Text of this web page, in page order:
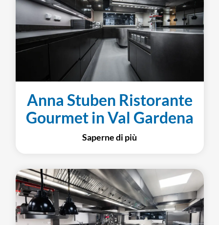
Anna Stuben Ristorante
Gourmet in Val Gardena
Saperne di più